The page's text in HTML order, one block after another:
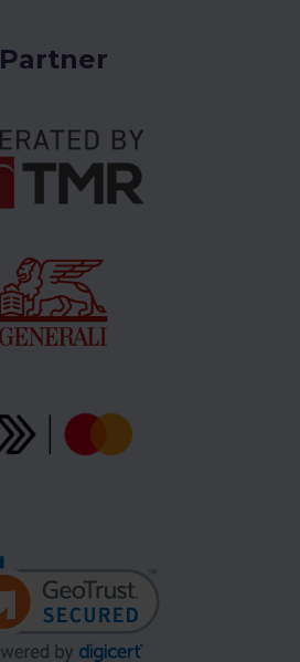
Partner